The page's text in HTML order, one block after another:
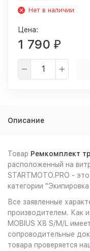
Нет в наличии
Цена:
1 790 ₽
Описание
Товар Ремкомплект
расположенный на
STARTMOTO.PRO -
категории
Все заявленные
производителем. Как
MOBIUS X8 S/M/L
сопроводительные
товара проверяется